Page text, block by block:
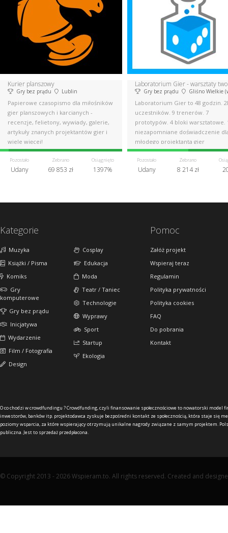
Kurier planszowy
Gry bez prądu Lublin
Papierowe czasopismo dla miłośników
gier planszowych i karcianych -
recenzje, felietony, wywiady, galerie,
artykuły znanych projektantów gier i
wiele więcej!
Pozostało
Udany
Zebrano
69 853 zł
Osiągnięto
1397%
Gry bez prądu Gliśno Wielkie (woj.
Laboratorium Gier to 48 godzin.
uczestników. 9 trenerów. 7
prototypów. 4 bloki warsztatowe.
niezapomniane doświadczenie
młodego projektanta gier
planszowych.
Pozostało
Udany
Zebrano
8 214 zł
Kategorie
Muzyka
Książki / Pisma
Komiks
Gry
komputerowe
Gry bez prądu
Inicjatywa
Wydarzenie
Film / Fotografia
Design
Cosplay
Edukacja
Moda
Teatr / Taniec
Technologie
Wyprawy
Sport
Startup
Ekologia
Pomoc
Załóż projekt
Wspieraj teraz
Regulamin
Polityka prywatności
Polityka cookies
FAQ
Do pobrania
Kontakt
O co chodzi w crowdfundingu ?Crowdfunding, czyli finansowanie społecznościowe to nowatorski model
inwestorów, banków itp. projektodawca zyskuje bezpośredni kontakt ze społecznością, która staje się
poziomy wsparcia, za które wspierający otrzymują unikalne nagrody związane z samym projektem.
publiczna. Jest to sprzedaż przedpłacona.
© Copyright 2013 - 2026 Wspieram.to. All rights reserved. Created and